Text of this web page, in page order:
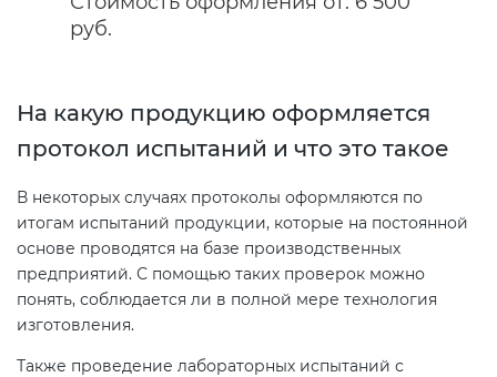
руб.
На какую продукцию оформляется
протокол испытаний и что это такое
В некоторых случаях протоколы оформляются по
итогам испытаний продукции, которые на постоянной
основе проводятся на базе производственных
предприятий. С помощью таких проверок можно
понять, соблюдается ли в полной мере технология
изготовления.
Также проведение лабораторных испытаний с
Сертификация электротехники
Сертификация ресурсов
Остальное
Декларирование косметики (ТР
ТС 009)
Декларирование оборудования
по схеме 5Д (ТР ТС 010)
Декларирование пищевой
продукции (ТР ТС 021)